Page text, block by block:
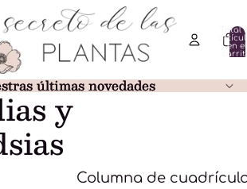
Total
en el
últimas novedades
últimas novedades
y
Columna de